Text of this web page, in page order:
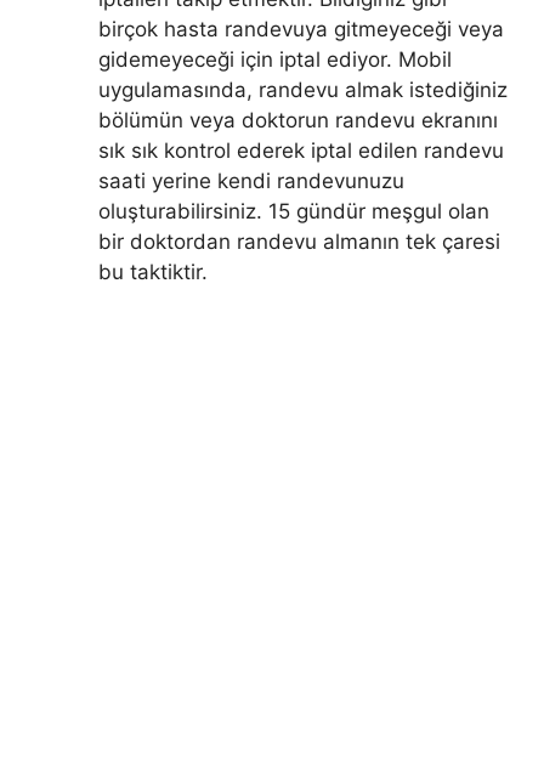
birçok hasta randevuya gitmeyeceği veya
gidemeyeceği için iptal ediyor. Mobil
uygulamasında, randevu almak istediğiniz
bölümün veya doktorun randevu ekranını
sık sık kontrol ederek iptal edilen randevu
saati yerine kendi randevunuzu
oluşturabilirsiniz. 15 gündür meşgul olan
bir doktordan randevu almanın tek çaresi
bu taktiktir.